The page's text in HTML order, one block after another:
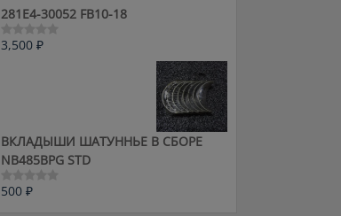
281E4-30052 FB10-18
Оценка
3,500 ₽
ВКЛАДЫШИ ШАТУННЬЕ В СБОРЕ
NB485BPG STD
Оценка
500 ₽